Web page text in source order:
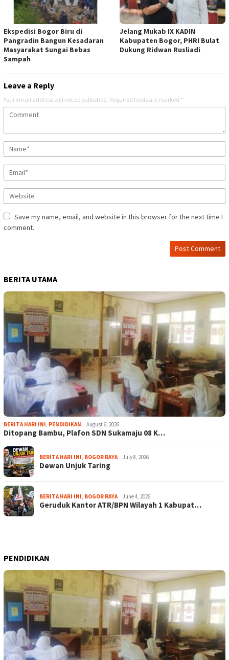
Ekspedisi Bogor Biru di
Pangradin Bangun Kesadaran
Masyarakat Sungai Bebas
Sampah
Jelang Mukab IX KADIN
Kabupaten Bogor, PHRI Bulat
Dukung Ridwan Rusliadi
Leave a Reply
Your email address will not be published. Required fields are marked *
Save my name, email, and website in this browser for the next time I
comment.
BERITA UTAMA
BERITA HARI INI, PENDIDIKAN August 6, 2026
Ditopang Bambu, Plafon SDN Sukamaju 08 K…
BERITA HARI INI, BOGOR RAYA July 8, 2026
Dewan Unjuk Taring
BERITA HARI INI, BOGOR RAYA June 4, 2026
Geruduk Kantor ATR/BPN Wilayah 1 Kabupat…
PENDIDIKAN